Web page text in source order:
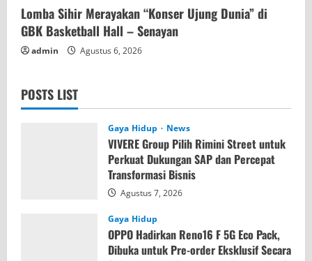
Lomba Sihir Merayakan “Konser Ujung Dunia” di
GBK Basketball Hall – Senayan
admin Agustus 6, 2026
POSTS LIST
Gaya Hidup News
VIVERE Group Pilih Rimini Street untuk
Perkuat Dukungan SAP dan Percepat
Transformasi Bisnis
Agustus 7, 2026
Gaya Hidup
OPPO Hadirkan Reno16 F 5G Eco Pack,
Dibuka untuk Pre-order Eksklusif Secara